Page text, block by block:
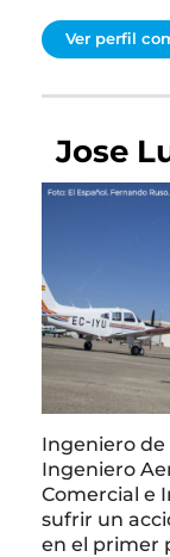
Ver perfil
Jose
Ingeniero de
Ingeniero
Comercial e
sufrir un
en el primer